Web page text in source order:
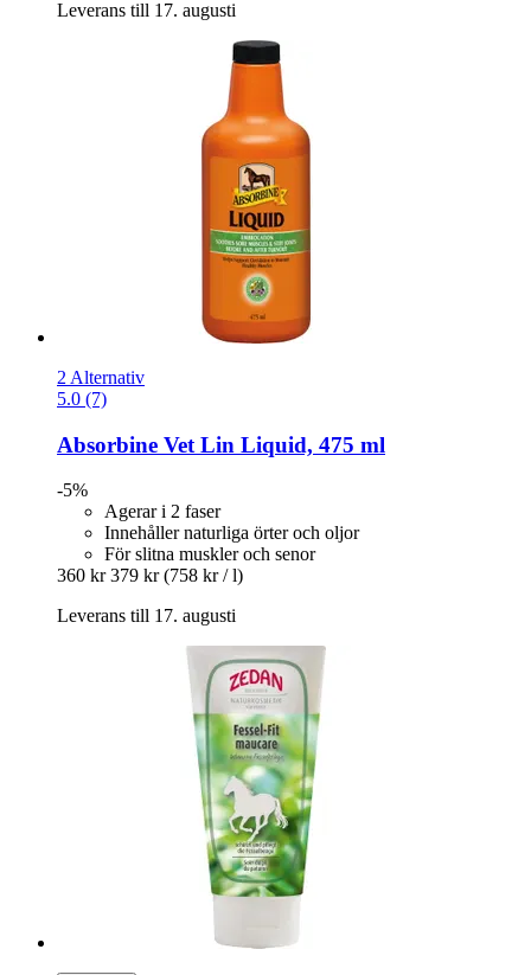
Leverans till 17. augusti
2 Alternativ
5.0 (7)
Absorbine Vet Lin Liquid, 475 ml
-5%
Agerar i 2 faser
Innehåller naturliga örter och oljor
För slitna muskler och senor
360 kr 379 kr (758 kr / l)
Leverans till 17. augusti